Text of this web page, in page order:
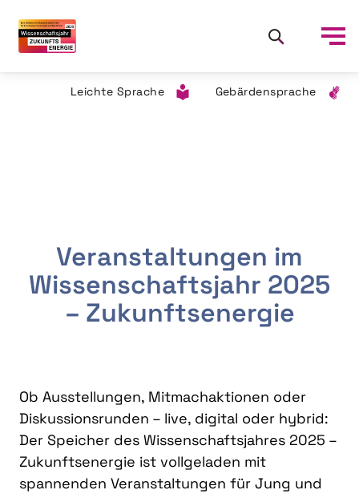
Leichte Sprache Gebärdensprache
Veranstaltungen im
Wissenschaftsjahr 2025
– Zukunftsenergie
Ob Ausstellungen, Mitmachaktionen oder
Diskussionsrunden – live, digital oder hybrid:
Der Speicher des Wissenschaftsjahres 2025 –
Zukunftsenergie ist vollgeladen mit
spannenden Veranstaltungen für Jung und